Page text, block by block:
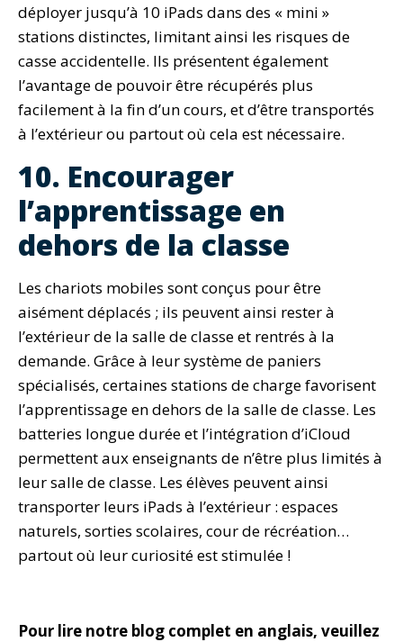
déployer jusqu’à 10 iPads dans des « mini »
stations distinctes, limitant ainsi les risques de
casse accidentelle. Ils présentent également
l’avantage de pouvoir être récupérés plus
facilement à la fin d’un cours, et d’être transportés
à l’extérieur ou partout où cela est nécessaire.
10. Encourager
l’apprentissage en
dehors de la classe
Les chariots mobiles sont conçus pour être
aisément déplacés ; ils peuvent ainsi rester à
l’extérieur de la salle de classe et rentrés à la
demande. Grâce à leur système de paniers
spécialisés, certaines stations de charge favorisent
l’apprentissage en dehors de la salle de classe. Les
batteries longue durée et l’intégration d’iCloud
permettent aux enseignants de n’être plus limités à
leur salle de classe. Les élèves peuvent ainsi
transporter leurs iPads à l’extérieur : espaces
naturels, sorties scolaires, cour de récréation…
partout où leur curiosité est stimulée !
Pour lire notre blog complet en anglais, veuillez